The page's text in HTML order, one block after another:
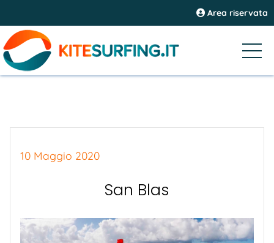
Area riservata
10 Maggio 2020
San Blas